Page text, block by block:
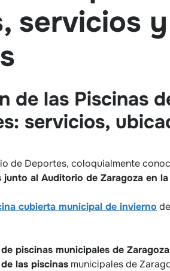
servicios y
de las Piscinas
servicios,
de Deportes, coloquialmente
junto al Auditorio de Zaragoza en
cubierta municipal de invierno
piscinas municipales de Zaragoza
las piscinas municipales de